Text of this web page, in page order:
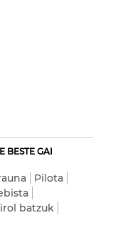
BESTE GAI
Pilota
batzuk